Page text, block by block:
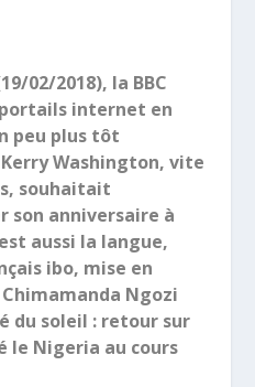
02/2018), la BBC
internet en
peu plus tôt
Washington, vite
souhaitait
anniversaire à
aussi la langue,
ibo, mise en
Ngozi
du soleil : retour sur
le Nigeria au cours